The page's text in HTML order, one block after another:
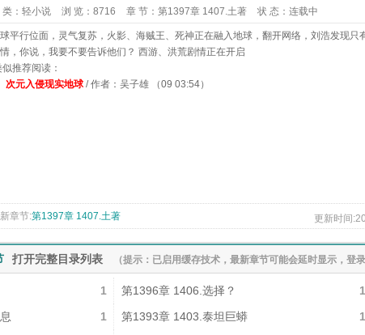
： 轻小说 浏 览： 8716 章 节： 第1397章 1407.土著 状 态： 连载中
平行位面，灵气复苏，火影、海贼王、死神正在融入地球，翻开网络，刘浩发现只
，你说，我要不要告诉他们？ 西游、洪荒剧情正在开启
似推荐阅读：
次元入侵现实地球/ 作者：吴子雄 （09 03:54）
章节:第1397章 1407.土著 更新时间
打开完整目录列表 （提示：已启用缓存技术，最新章节可能会延时显示，登
1 第1396章 1406.选择？ 1
1 第1393章 1403.泰坦巨蟒 1